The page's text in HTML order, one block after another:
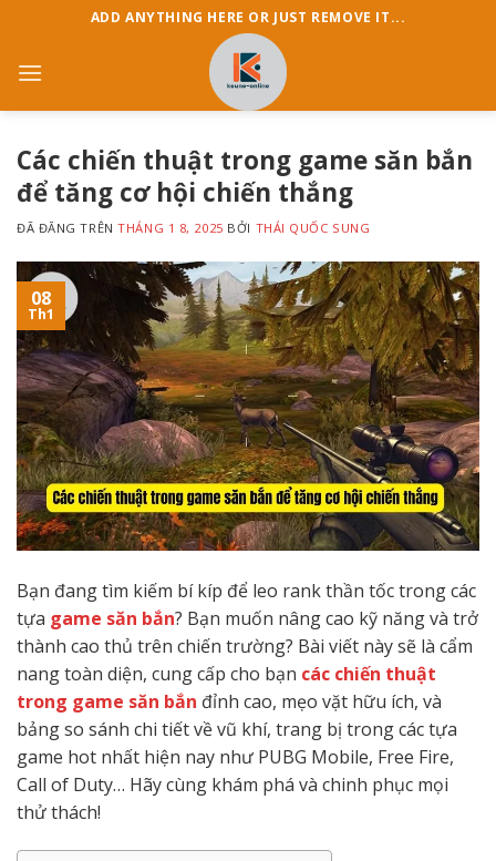
nội
ADD ANYTHING HERE OR JUST REMOVE IT...
Các chiến thuật trong game săn bắn
để tăng cơ hội chiến thắng
ĐÃ ĐĂNG TRÊNTHÁNG 1 8, 2025 BỞI THÁI QUỐC SUNG
08
Th1
Bạn đang tìm kiếm bí kíp để leo rank thần tốc trong các
tựa game săn bắn? Bạn muốn nâng cao kỹ năng và trở
thành cao thủ trên chiến trường? Bài viết này sẽ là cẩm
nang toàn diện, cung cấp cho bạn các chiến thuật
trong game săn bắn đỉnh cao, mẹo vặt hữu ích, và
bảng so sánh chi tiết về vũ khí, trang bị trong các tựa
game hot nhất hiện nay như PUBG Mobile, Free Fire,
Call of Duty… Hãy cùng khám phá và chinh phục mọi
thử thách!